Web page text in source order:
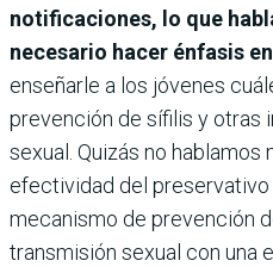
notificaciones, lo que
necesario hacer énfasis
enseñarle a los jóvenes
prevención de sífilis y otras
sexual. Quizás no hablamos
efectividad del preservativo
mecanismo de prevención
transmisión sexual con una